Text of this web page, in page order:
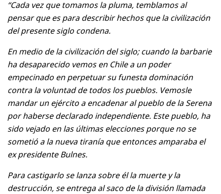
“Cada vez que tomamos la pluma, temblamos al
pensar que es para describir hechos que la civilización
del presente siglo condena.
En medio de la civilización del siglo; cuando la barbarie
ha desaparecido vemos en Chile a un poder
empecinado en perpetuar su funesta dominación
contra la voluntad de todos los pueblos. Vemosle
mandar un ejército a encadenar al pueblo de la Serena
por haberse declarado independiente. Este pueblo, ha
sido vejado en las últimas elecciones porque no se
sometió a la nueva tiranía que entonces amparaba el
ex presidente Bulnes.
Para castigarlo se lanza sobre él la muerte y la
destrucción, se entrega al saco de la división llamada